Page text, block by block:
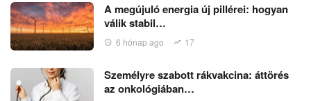
A megújuló energia új pillérei: hogyan
válik stabil…
6 hónap ago 17
Személyre szabott rákvakcina: áttörés
az onkológiában…